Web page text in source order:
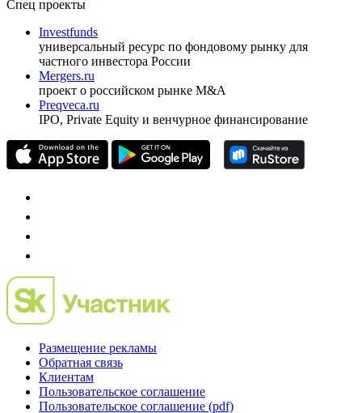
оформить подписку
pro@cbonds.info
Спец проекты
Investfunds
универсальный ресурс по фондовому рынку для
частного инвестора России
проект о российском рынке M&A
Preqveca.ru
Размещение рекламы